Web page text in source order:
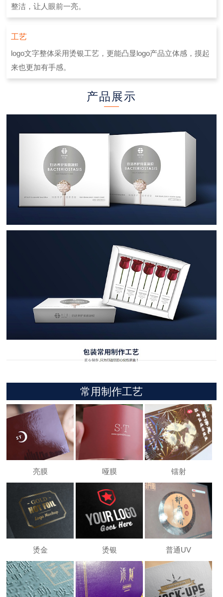
整洁，让人眼前一亮。
工艺
logo文字整体采用烫银工艺，更能凸显logo产品立体感，摸起
来也更加有手感。
产品展示
常用制作工艺
亮膜 哑膜 镭射
烫金 烫银 普通UV